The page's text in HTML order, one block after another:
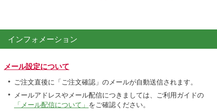
インフォメーション
メール設定について
ご注文直後に「ご注文確認」のメールが自動送信されます。
メールアドレスやメール配信につきましては、ご利用ガイドの
「メール配信について」 をご確認ください。